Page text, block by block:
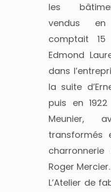
les
vendus
comptait
Edmond
dans
la suite
puis en
Meunier,
transformés
Roger Mercier.
L’Atelier de